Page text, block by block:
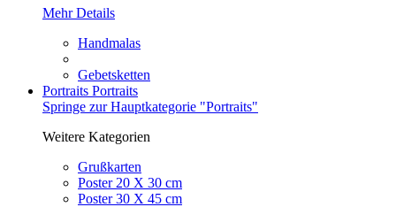
Mehr Details
Handmalas
Gebetsketten
Portraits Portraits
Springe zur Hauptkategorie "Portraits"
Weitere Kategorien
Grußkarten
Poster 20 X 30 cm
Poster 30 X 45 cm